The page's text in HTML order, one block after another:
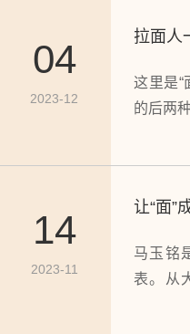
04
2023-12
拉面人
这里是“
的后两
14
2023-11
让“面”
马玉铭
表。从